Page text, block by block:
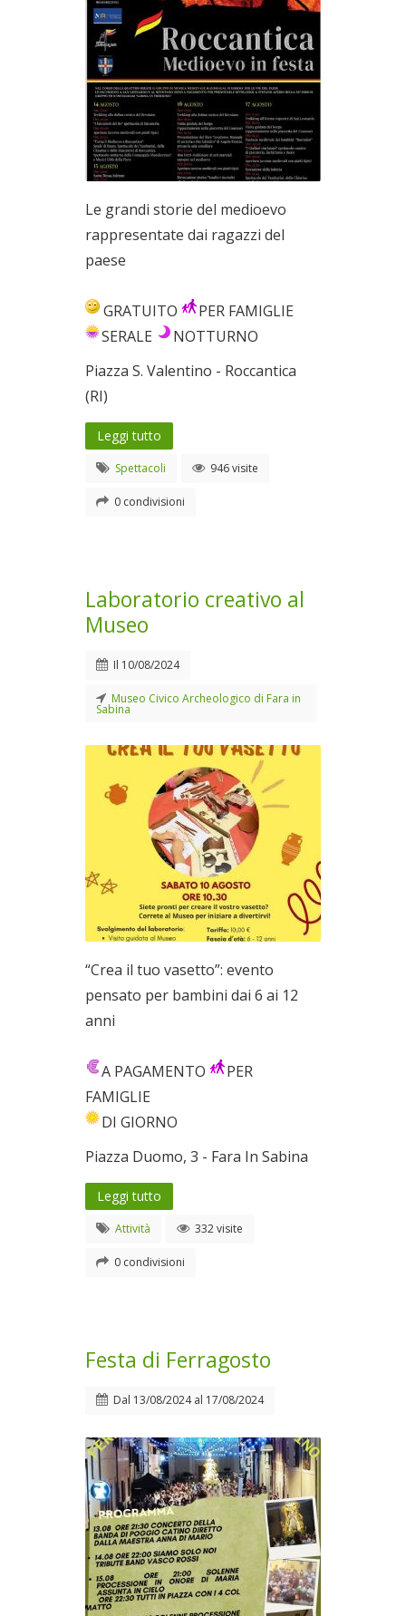
Le grandi storie del medioevo
rappresentate dai ragazzi del
paese
GRATUITO
PER FAMIGLIE
SERALE
NOTTURNO
Piazza S. Valentino - Roccantica
(RI)
Leggi tutto
Spettacoli 946 visite
0 condivisioni
Laboratorio creativo al
Museo
Il 10/08/2024
Museo Civico Archeologico di Fara in
Sabina
“Crea il tuo vasetto”: evento
pensato per bambini dai 6 ai 12
anni
A PAGAMENTO
PER
FAMIGLIE
DI GIORNO
Piazza Duomo, 3 - Fara In Sabina
Leggi tutto
Attività 332 visite
0 condivisioni
Festa di Ferragosto
Dal 13/08/2024al 17/08/2024